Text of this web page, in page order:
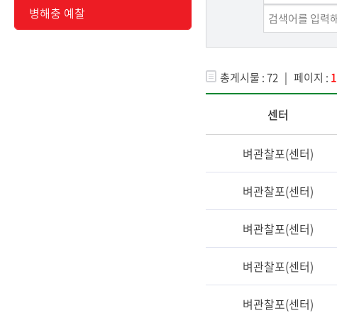
병해충 예찰
총게시물 : 72 | 페이지 : 1
센터
벼관찰포(센터)
벼관찰포(센터)
벼관찰포(센터)
벼관찰포(센터)
벼관찰포(센터)